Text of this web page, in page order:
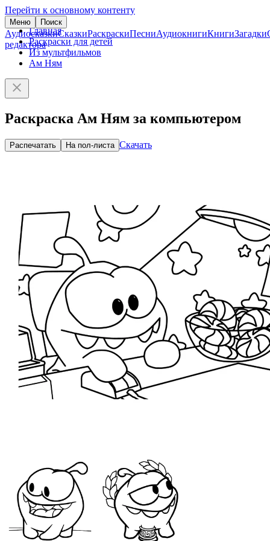
Перейти к основному контенту
Меню Поиск
АудиосказкиСказкиРаскраскиПесниАудиокнигиКнигиЗагадки
редактора
Главная
Раскраски для детей
Из мультфильмов
Ам Ням
Раскраска Ам Ням за компьютером
Распечатать На пол-листа Скачать